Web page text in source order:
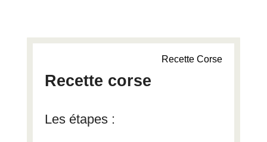
Recette Corse
Recette corse
Les étapes :